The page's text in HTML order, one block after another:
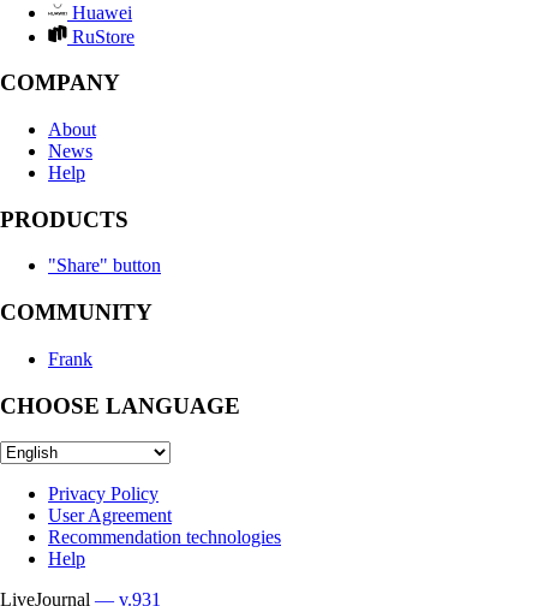
Huawei
RuStore
COMPANY
About
News
Help
PRODUCTS
"Share" button
COMMUNITY
Frank
CHOOSE LANGUAGE
Privacy Policy
User Agreement
Recommendation technologies
Help
LiveJournal — v.931